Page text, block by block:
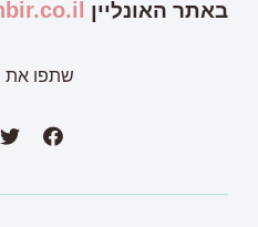
באתר האונליין
שתפו את